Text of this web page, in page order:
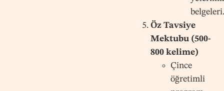
Öz Tavsiye
Mektubu (500-
800 kelime)
Çince
öğretimli